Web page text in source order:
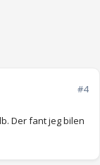
#4
Der fant jeg bilen